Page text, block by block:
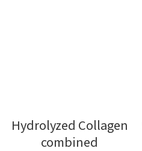
Hydrolyzed Collagen
combined